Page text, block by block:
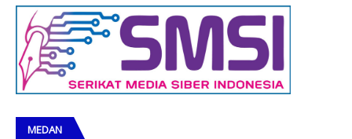
MEDAN